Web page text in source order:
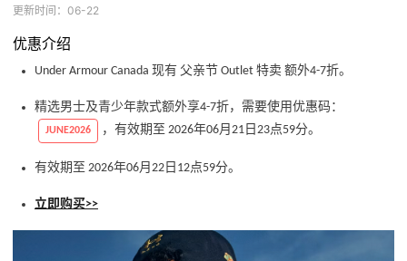
更新时间：06-22
优惠介绍
Under Armour Canada 现有 父亲节 Outlet 特卖 额外4-7折。
精选男士及青少年款式额外享4-7折，需要使用优惠码：
JUNE2026 ，有效期至 2026年06月21日23点59分。
有效期至 2026年06月22日12点59分。
立即购买>>